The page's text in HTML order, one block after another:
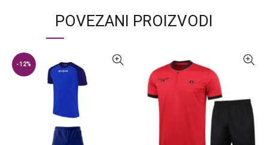
POVEZANI PROIZVODI
-12%